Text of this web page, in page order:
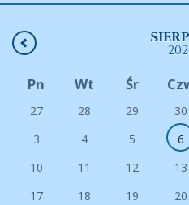
Pn Wt Śr
27 28 29 30
3
4 5 6
10
11 12 13
17
18 19 20